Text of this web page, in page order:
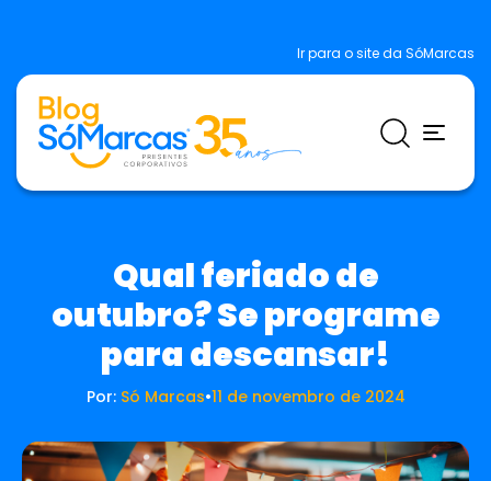
Ir para o site da SóMarcas
Qual feriado de
outubro? Se programe
para descansar!
Por: Só Marcas•11 de novembro de 2024